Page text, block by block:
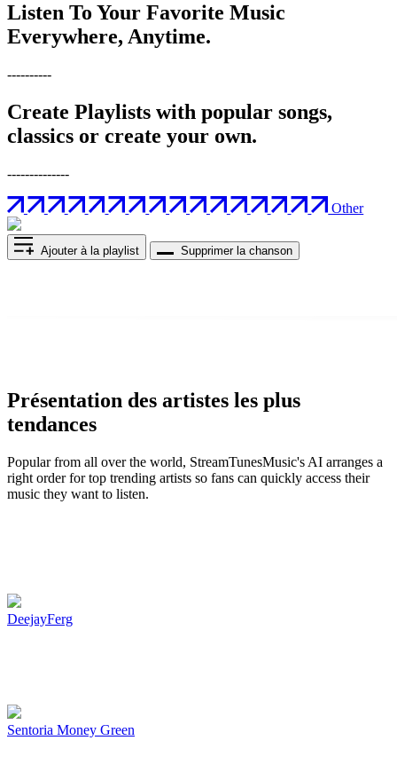
Listen To Your Favorite Music
Everywhere, Anytime.
----------
Create Playlists with popular songs,
classics or create your own.
--------------
Other
Ajouter à la playlist Supprimer la chanson
Présentation des artistes les plus
tendances
Popular from all over the world, StreamTunesMusic's AI arranges a
right order for top trending artists so fans can quickly access their
music they want to listen.
DeejayFerg
Sentoria Money Green